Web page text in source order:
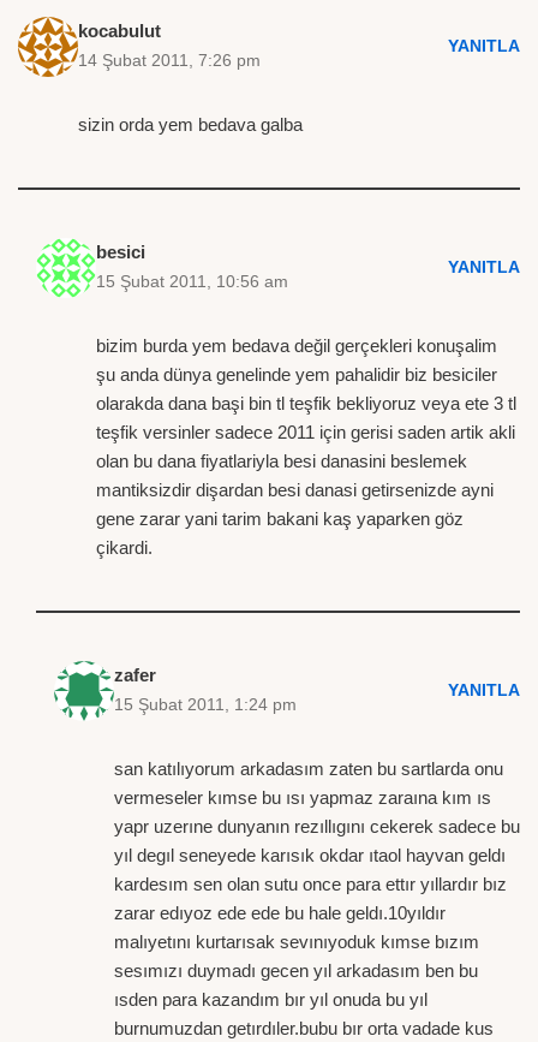
kocabulut
14 Şubat 2011, 7:26 pm
YANITLA
sizin orda yem bedava galba
besici
15 Şubat 2011, 10:56 am
YANITLA
bizim burda yem bedava değil gerçekleri konuşalim
şu anda dünya genelinde yem pahalidir biz besiciler
olarakda dana başi bin tl teşfik bekliyoruz veya ete 3 tl
teşfik versinler sadece 2011 için gerisi saden artik akli
olan bu dana fiyatlariyla besi danasini beslemek
mantiksizdir dişardan besi danasi getirsenizde ayni
gene zarar yani tarim bakani kaş yaparken göz
çikardi.
zafer
15 Şubat 2011, 1:24 pm
YANITLA
san katılıyorum arkadasım zaten bu sartlarda onu
vermeseler kımse bu ısı yapmaz zaraına kım ıs
yapr uzerıne dunyanın rezıllıgını cekerek sadece bu
yıl degıl seneyede karısık okdar ıtaol hayvan geldı
kardesım sen olan sutu once para ettır yıllardır bız
zarar edıyoz ede ede bu hale geldı.10yıldır
malıyetını kurtarısak sevınıyoduk kımse bızım
sesımızı duymadı gecen yıl arkadasım ben bu
ısden para kazandım bır yıl onuda bu yıl
burnumuzdan getırdıler.bubu bır orta vadade kus